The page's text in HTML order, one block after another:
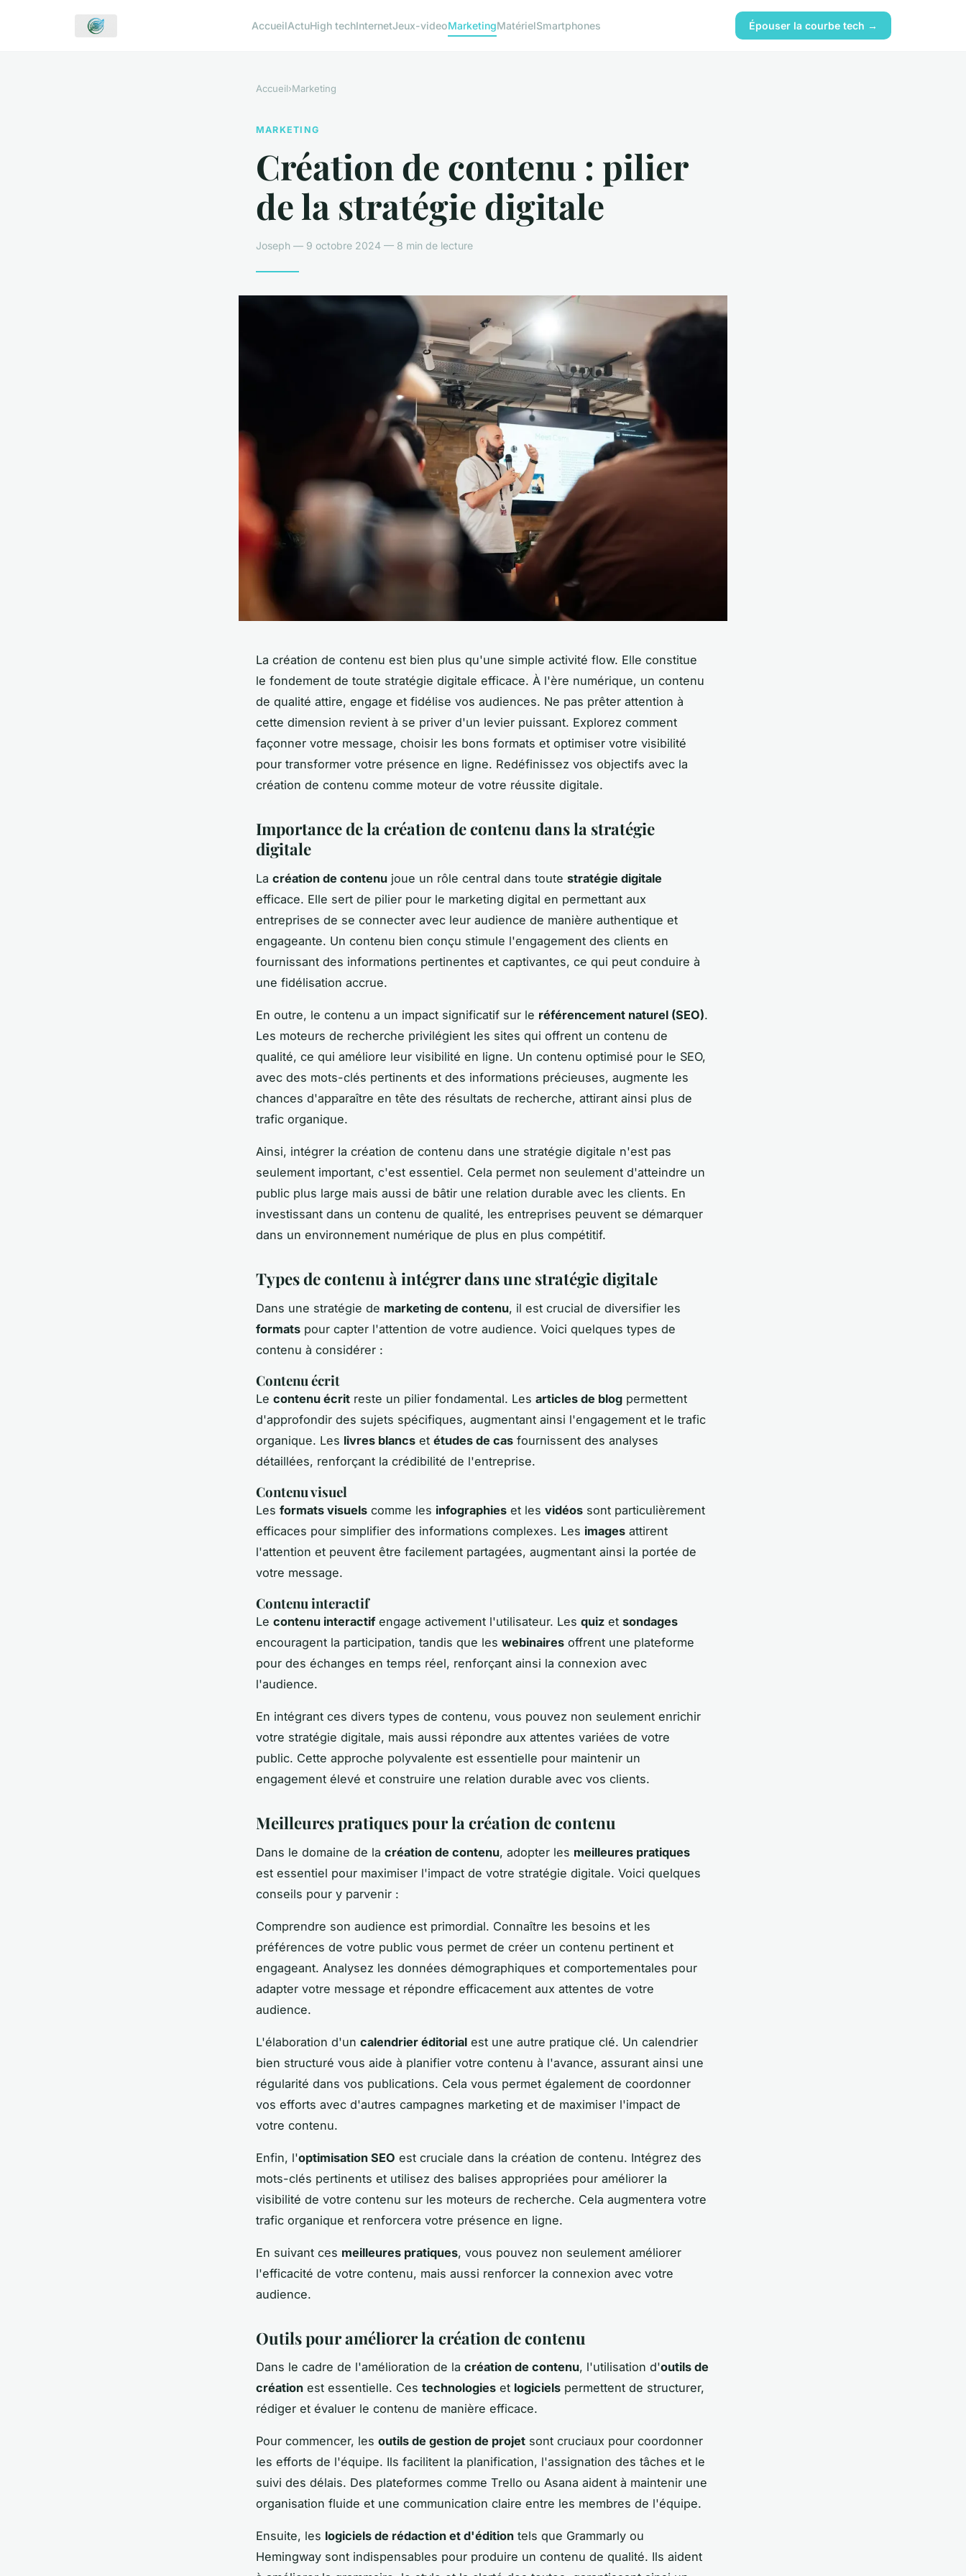
AccueilActuHigh techInternetJeux-videoMarketingMatérielSmartphones Épouser la courbe tech →
Accueil›Marketing
MARKETING
Création de contenu : pilier
de la stratégie digitale
Joseph — 9 octobre 2024 — 8 min de lecture
La création de contenu est bien plus qu'une simple activité flow. Elle constitue
le fondement de toute stratégie digitale efficace. À l'ère numérique, un contenu
de qualité attire, engage et fidélise vos audiences. Ne pas prêter attention à
cette dimension revient à se priver d'un levier puissant. Explorez comment
façonner votre message, choisir les bons formats et optimiser votre visibilité
pour transformer votre présence en ligne. Redéfinissez vos objectifs avec la
création de contenu comme moteur de votre réussite digitale.
Importance de la création de contenu dans la stratégie
digitale
La création de contenu joue un rôle central dans toute stratégie digitale
efficace. Elle sert de pilier pour le marketing digital en permettant aux
entreprises de se connecter avec leur audience de manière authentique et
engageante. Un contenu bien conçu stimule l'engagement des clients en
fournissant des informations pertinentes et captivantes, ce qui peut conduire à
une fidélisation accrue.
En outre, le contenu a un impact significatif sur le référencement naturel (SEO).
Les moteurs de recherche privilégient les sites qui offrent un contenu de
qualité, ce qui améliore leur visibilité en ligne. Un contenu optimisé pour le SEO,
avec des mots-clés pertinents et des informations précieuses, augmente les
chances d'apparaître en tête des résultats de recherche, attirant ainsi plus de
trafic organique.
Ainsi, intégrer la création de contenu dans une stratégie digitale n'est pas
seulement important, c'est essentiel. Cela permet non seulement d'atteindre un
public plus large mais aussi de bâtir une relation durable avec les clients. En
investissant dans un contenu de qualité, les entreprises peuvent se démarquer
dans un environnement numérique de plus en plus compétitif.
Types de contenu à intégrer dans une stratégie digitale
Dans une stratégie de marketing de contenu, il est crucial de diversifier les
formats pour capter l'attention de votre audience. Voici quelques types de
contenu à considérer :
Contenu écrit
Le contenu écrit reste un pilier fondamental. Les articles de blog permettent
d'approfondir des sujets spécifiques, augmentant ainsi l'engagement et le trafic
organique. Les livres blancs et études de cas fournissent des analyses
détaillées, renforçant la crédibilité de l'entreprise.
Contenu visuel
Les formats visuels comme les infographies et les vidéos sont particulièrement
efficaces pour simplifier des informations complexes. Les images attirent
l'attention et peuvent être facilement partagées, augmentant ainsi la portée de
votre message.
Contenu interactif
Le contenu interactifengage activement l'utilisateur. Les quiz et sondages
encouragent la participation, tandis que les webinaires offrent une plateforme
pour des échanges en temps réel, renforçant ainsi la connexion avec
l'audience.
En intégrant ces divers types de contenu, vous pouvez non seulement enrichir
votre stratégie digitale, mais aussi répondre aux attentes variées de votre
public. Cette approche polyvalente est essentielle pour maintenir un
engagement élevé et construire une relation durable avec vos clients.
Meilleures pratiques pour la création de contenu
Dans le domaine de la création de contenu, adopter les meilleures pratiques
est essentiel pour maximiser l'impact de votre stratégie digitale. Voici quelques
conseils pour y parvenir :
Comprendre son audience est primordial. Connaître les besoins et les
préférences de votre public vous permet de créer un contenu pertinent et
engageant. Analysez les données démographiques et comportementales pour
adapter votre message et répondre efficacement aux attentes de votre
audience.
L'élaboration d'un calendrier éditorial est une autre pratique clé. Un calendrier
bien structuré vous aide à planifier votre contenu à l'avance, assurant ainsi une
régularité dans vos publications. Cela vous permet également de coordonner
vos efforts avec d'autres campagnes marketing et de maximiser l'impact de
votre contenu.
Enfin, l'optimisation SEO est cruciale dans la création de contenu. Intégrez des
mots-clés pertinents et utilisez des balises appropriées pour améliorer la
visibilité de votre contenu sur les moteurs de recherche. Cela augmentera votre
trafic organique et renforcera votre présence en ligne.
En suivant ces meilleures pratiques, vous pouvez non seulement améliorer
l'efficacité de votre contenu, mais aussi renforcer la connexion avec votre
audience.
Outils pour améliorer la création de contenu
Dans le cadre de l'amélioration de la création de contenu, l'utilisation d'outils de
création est essentielle. Ces technologies et logiciels permettent de structurer,
rédiger et évaluer le contenu de manière efficace.
Pour commencer, les outils de gestion de projet sont cruciaux pour coordonner
les efforts de l'équipe. Ils facilitent la planification, l'assignation des tâches et le
suivi des délais. Des plateformes comme Trello ou Asana aident à maintenir une
organisation fluide et une communication claire entre les membres de l'équipe.
Ensuite, les logiciels de rédaction et d'édition tels que Grammarly ou
Hemingway sont indispensables pour produire un contenu de qualité. Ils aident